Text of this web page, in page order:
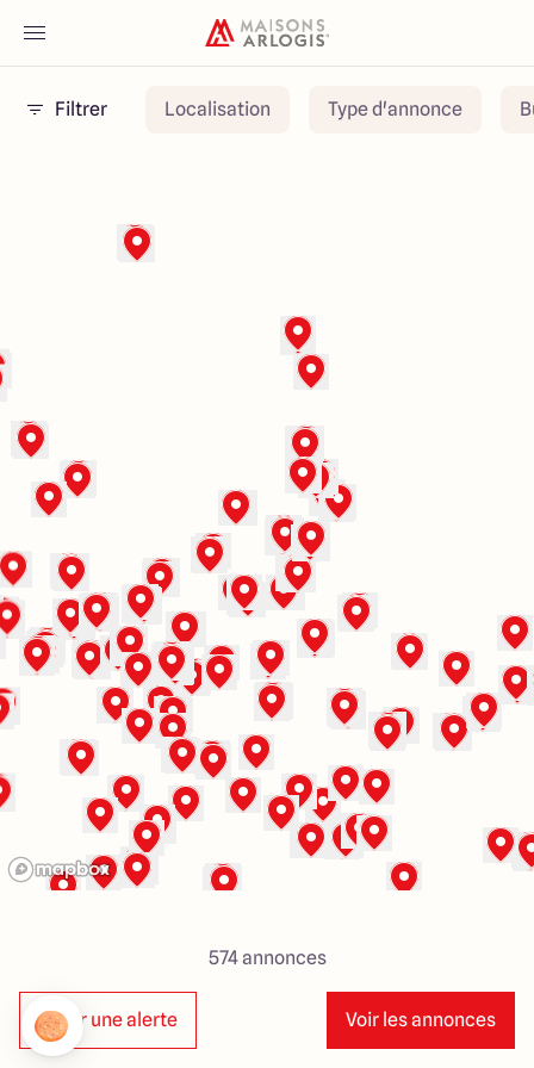
Accueil
Nos annonces
Maisons ARLOGIS Nord
Lille - Villeneuve d'Ascq
03 66 72 64 60
Valenciennes - Marly 03 27 45 60 30
4.4 4.8
Filtrer Localisation Type d'annonce
574annonces
Créer une alerte Voir les annonces